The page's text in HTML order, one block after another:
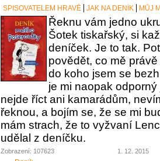
SPISOVATELEM HRAVĚ JAK NA DENÍK MŮJ
Řeknu vám jedno
Šotek tiskařský, si
deníček. Je to tak.
povědět, co mě
do koho jsem se
je mi naopak
nejde říct ani kamarádům,
řeknou, a bojím se, že se mi
mám strach, že to vyžvaní
udělal z deníčku.
Zobrazení: 107623 1. 12. 2015